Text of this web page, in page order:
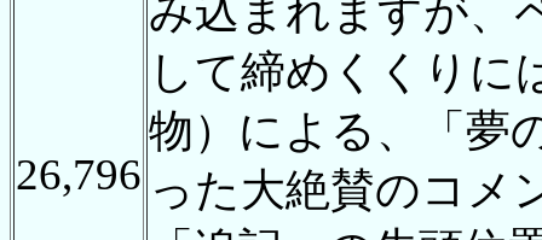
26,796
み込まれますが、
して締めくくりに
物）による、「夢
った大絶賛のコメ